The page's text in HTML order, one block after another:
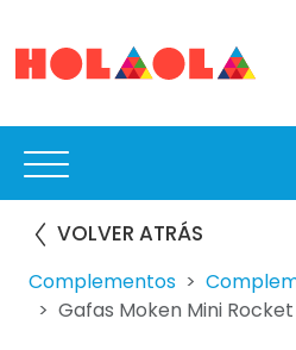
VOLVER ATRÁS
Complementos
Gafas Moken Mini